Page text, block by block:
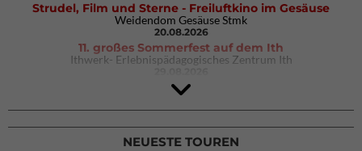
Strudel, Film und Sterne - Freiluftkino im Gesäuse
Weidendom Gesäuse Stmk
20.08.2026
11. großes Sommerfest auf dem Ith
Ithwerk- Erlebnispädagogisches Zentrum Ith
4Blocs KIDS 2026
DAV Kletter- & Boulderzentrum München Süd (Thalkirchen)
26.09.2026
NEUESTE TOUREN